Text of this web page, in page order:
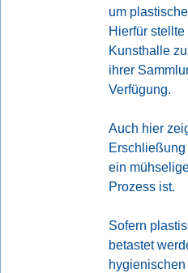
um
Hierfür
Kunsthalle
ihrer
Verfügung.
Auch hier
ein
Prozess ist.
Sofern
betastet